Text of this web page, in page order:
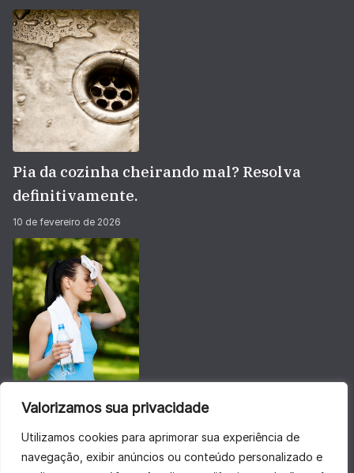
Valorizamos sua privacidade
Utilizamos cookies para aprimorar sua experiência de
navegação, exibir anúncios ou conteúdo personalizado e
Pia da cozinha cheirando mal? Resolva
definitivamente.
10 de fevereiro de 2026
Não deixe sua energia baixar no calorão do
28 de janeiro de 2026